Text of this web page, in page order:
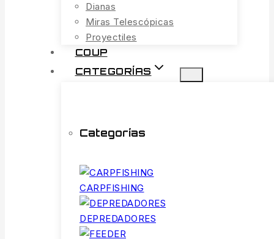
Dianas
Miras Telescópicas
Proyectiles
COUP
CATEGORÍAS
Categorías
CARPFISHING
DEPREDADORES